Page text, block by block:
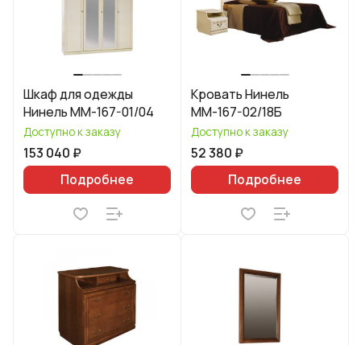
Шкаф для одежды
Нинель ММ-167-01/04
Доступно к заказу
153 040 ₽
Подробнее
Кровать Нинель
ММ-167-02/18Б
Доступно к заказу
52 380 ₽
Подробнее